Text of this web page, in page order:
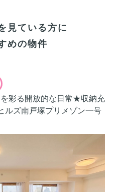
見ている方に
めの物件
彩る開放的な日常★収納充
ルズ南戸塚プリメゾン一号